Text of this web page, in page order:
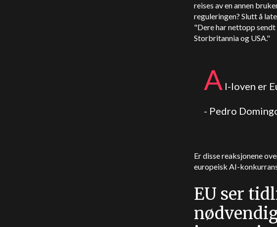
reises av en annen
reguleringen? Slutt å
"Dere har nettopp
Storbritannia og USA."
A I-loven er
- Pedro
Er disse reaksjonene
europeisk AI-
EU ser